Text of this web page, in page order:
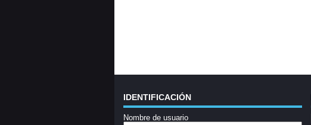
IDENTIFICACIÓN
Nombre de usuario